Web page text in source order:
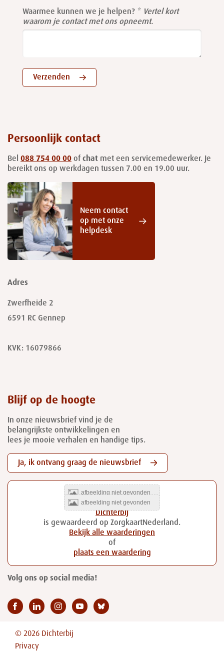
Waarmee kunnen we je helpen?
Vertel kort
waarom je contact met ons opneemt.
Verzenden
Persoonlijk contact
Bel 088 754 00 00 of chat met een servicemedewerker. Je
bereikt ons op werkdagen tussen 7.00 en 19.00 uur.
Neem contact
op met onze
helpdesk
Adres
Zwerfheide 2
6591 RC Gennep
KVK: 16079866
Blijf op de hoogte
In onze nieuwsbrief vind je de
belangrijkste ontwikkelingen en
lees je mooie verhalen en handige tips.
Ja, ik ontvang graag de nieuwsbrief
Dichterbij
is gewaardeerd op ZorgkaartNederland.
Bekijk alle waarderingen
of
plaats een waardering
Volg ons op social media!
© 2026 Dichterbij
Privacy